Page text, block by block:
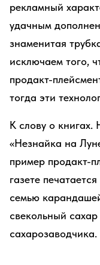
рекламный
удачным
знаменитая
исключаем того,
продакт-
тогда эти
К слову о книгах.
«Незнайка на
пример продакт-
газете
семью
свекольный
сахарозаводчика.